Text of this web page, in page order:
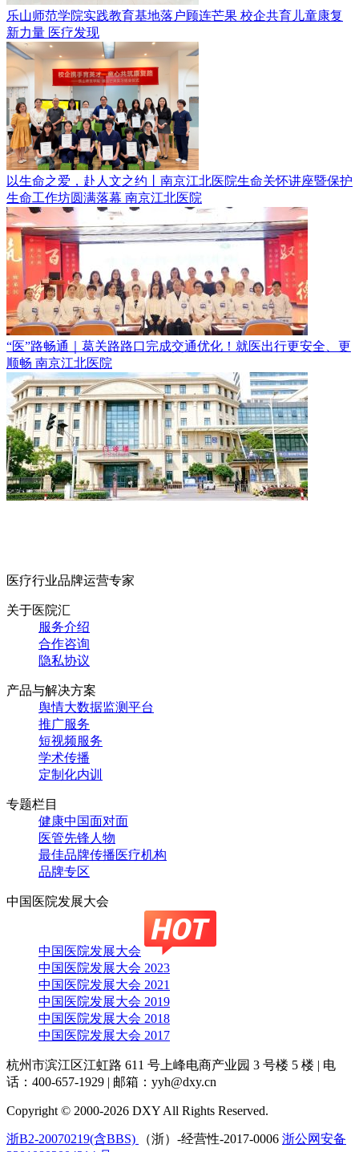
乐山师范学院实践教育基地落户顾连芒果 校企共育儿童康复
新力量 医疗发现
以生命之爱，赴人文之约丨南京江北医院生命关怀讲座暨保护
生命工作坊圆满落幕 南京江北医院
“医”路畅通｜葛关路路口完成交通优化！就医出行更安全、更
顺畅 南京江北医院
医疗行业品牌运营专家
关于医院汇
服务介绍
合作咨询
隐私协议
产品与解决方案
舆情大数据监测平台
推广服务
短视频服务
学术传播
定制化内训
专题栏目
健康中国面对面
医管先锋人物
最佳品牌传播医疗机构
品牌专区
中国医院发展大会
中国医院发展大会
中国医院发展大会 2023
中国医院发展大会 2021
中国医院发展大会 2019
中国医院发展大会 2018
中国医院发展大会 2017
杭州市滨江区江虹路 611 号上峰电商产业园 3 号楼 5 楼 | 电
话：400-657-1929 | 邮箱：yyh@dxy.cn
Copyright © 2000-2026 DXY All Rights Reserved.
浙B2-20070219(含BBS) （浙）-经营性-2017-0006 浙公网安备